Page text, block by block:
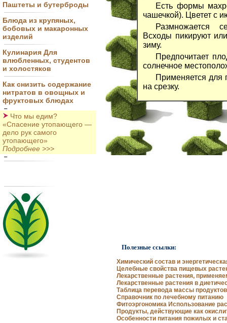
Паштеты и бутерброды
Блюда из крупяных,
бобовых и макаронных
изделий
Кулинария Для
влюбленных, студентов
и холостяков
Как снизить содержание
нитратов в овощных и
фруктовых блюдах
Что мы едим?
«Спасение утопающего —
дело рук самого
утопающего»
Подробнее >>>
Есть формы
чашечкой). Цветет с
Размножается
Всходы пикируют
зиму.
Предпочитает
солнечное
Применяется для
на срезку.
Полезные ссылки:
Химический состав и
Целебные свойства пищевых
Лекарственные растения,
Лекарственные растения в
Таблица перевода массы
Справочник по лечебному питанию
Фитоэргономика Использование
Продукты, действующие как
Особенности питания пожилых и